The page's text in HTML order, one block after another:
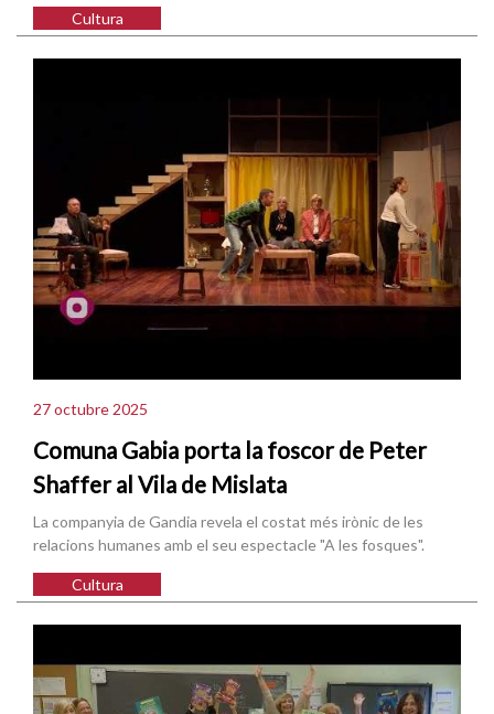
Cultura
27 octubre 2025
Comuna Gabia porta la foscor de Peter
Shaffer al Vila de Mislata
La companyia de Gandia revela el costat més irònic de les
relacions humanes amb el seu espectacle "A les fosques".
Cultura